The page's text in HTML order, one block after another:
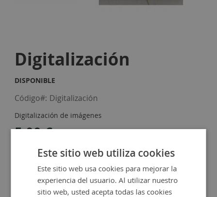
the
beginning
of
the
images
gallery
Digitalización
DISPONIBLE
Código Digitalización
Digitalización de imágenes
5,00 €
+
Añadir al carrito
Este sitio web utiliza cookies
Este sitio web usa cookies para mejorar la
experiencia del usuario. Al utilizar nuestro
sitio web, usted acepta todas las cookies